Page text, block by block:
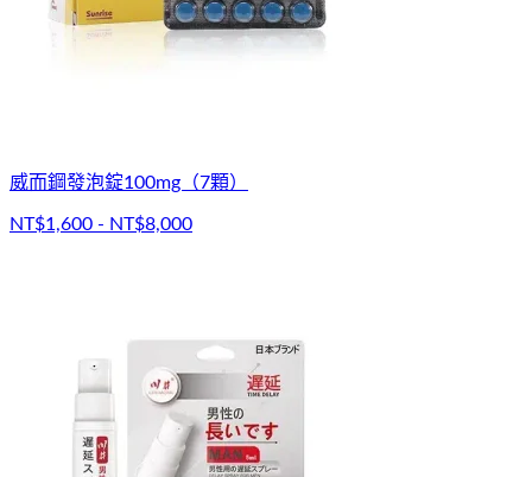
威而鋼發泡錠100mg（7顆）
NT$1,600 - NT$8,000